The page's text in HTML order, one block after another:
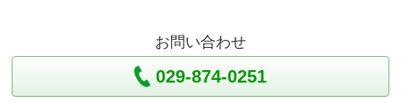
お問い合わせ
029-874-0251